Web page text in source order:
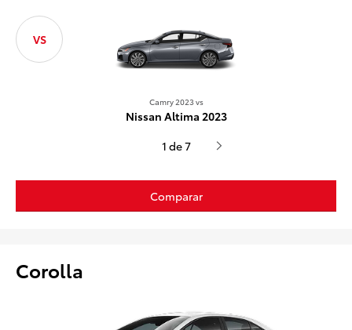
VS
Camry 2023 vs
Nissan Altima 2023
1 de 7
Comparar
Corolla